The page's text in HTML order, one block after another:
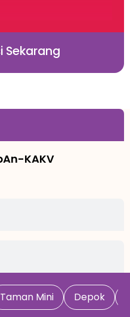
Sekarang
KAKV
Taman Mini Depok